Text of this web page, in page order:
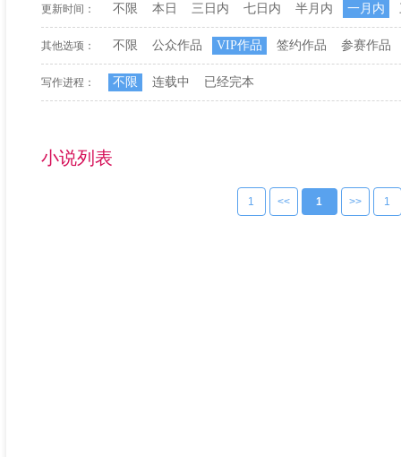
更新时间： 不限 本日 三日内 七日内 半月内 一月内
其他选项： 不限 公众作品 VIP作品 签约作品 参赛作品
写作进程： 不限 连载中 已经完本
小说列表
1 << 1 >> 1